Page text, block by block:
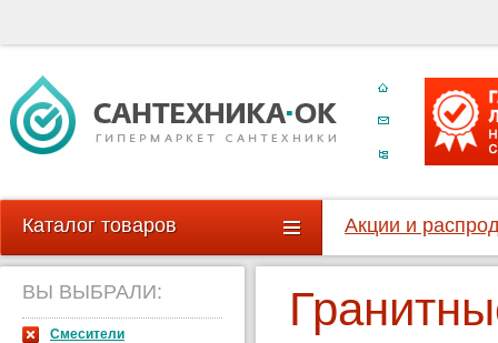
Каталог товаров Акции и
ВЫ ВЫБРАЛИ:
Смесители